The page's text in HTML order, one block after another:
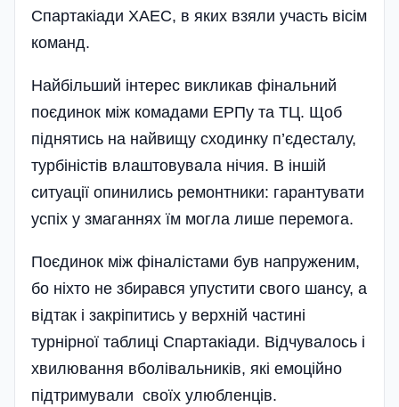
Спартакіади ХАЕС, в яких взяли участь вісім
команд.
Найбільший інтерес викликав фінальний
поєдинок між комадами ЕРПу та ТЦ. Щоб
піднятись на найвищу сходинку п’єдесталу,
турбіністів влаштовувала нічия. В іншій
ситуації опинились ремонтники: гарантувати
успіх у змаганнях їм могла лише перемога.
Поєдинок між фіналістами був напруженим,
бо ніхто не збирався упустити свого шансу, а
відтак і закріпитись у верхній частині
турнірної таблиці Спартакіади. Відчувалось і
хвилювання вболівальників, які емоційно
підтримували своїх улюбленців.